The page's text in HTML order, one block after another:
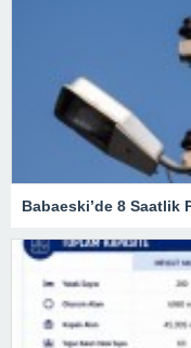
Babaeski’de 8 Saatlik